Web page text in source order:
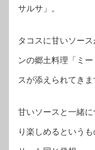
サルサ」。
タコスに甘いソー
ンの郷土料理「ミ
スが添えられてきま
甘いソースと一緒
り楽しめるという